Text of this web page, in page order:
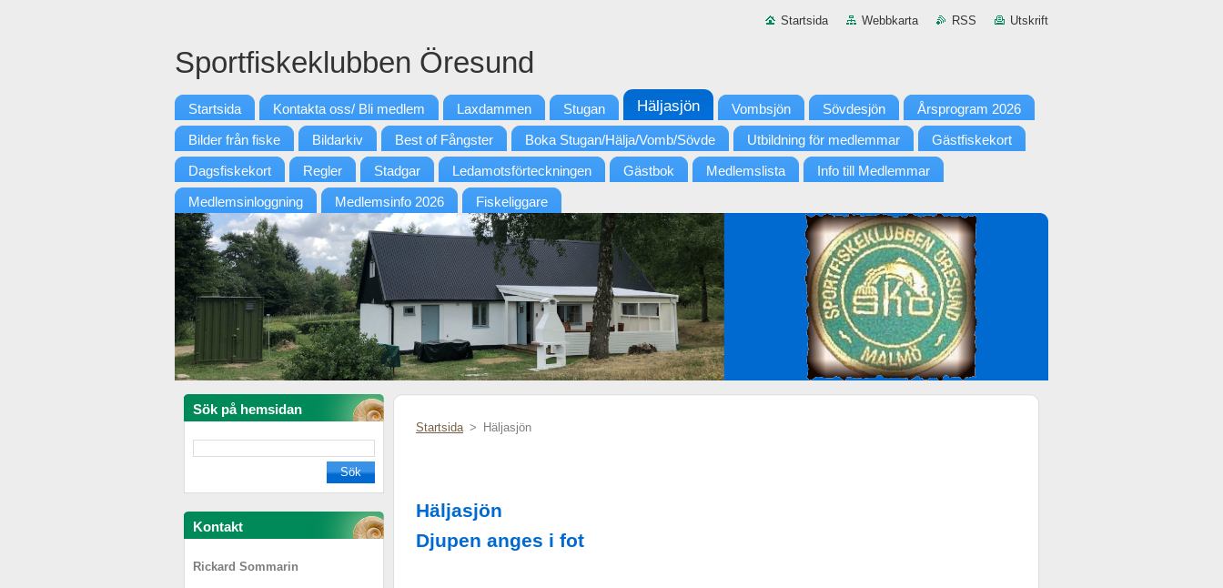
Startsida Webbkarta RSS Utskrift
Sportfiskeklubben Öresund
Startsida Kontakta oss/ Bli medlem Laxdammen Stugan Häljasjön Vombsjön Sövdesjön Årsprogram 2026
Bilder från fiske Bildarkiv Best of Fångster Boka Stugan/Hälja/Vomb/Sövde Utbildning för medlemmar Gästfiskekort
Dagsfiskekort Regler Stadgar Ledamotsförteckningen Gästbok Medlemslista Info till Medlemmar
Medlemsinloggning Medlemsinfo 2026 Fiskeliggare
Sök på hemsidan
Kontakt
Rickard Sommarin
Startsida > Häljasjön
Häljasjön
Djupen anges i fot